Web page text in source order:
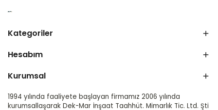
Kategoriler
Hesabım
Kurumsal
1994 yılında faaliyete başlayan firmamız 2006 yılında
kurumsallaşarak Dek-Mar İnşaat Taahhüt. Mimarlık Tic. Ltd. Şti